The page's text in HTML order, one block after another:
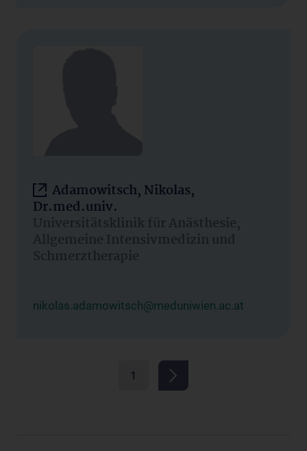
Adamowitsch, Nikolas,
Dr.med.univ.
Universitätsklinik für Anästhesie,
Allgemeine Intensivmedizin und
Schmerztherapie
nikolas.adamowitsch@meduniwien.ac.at
1